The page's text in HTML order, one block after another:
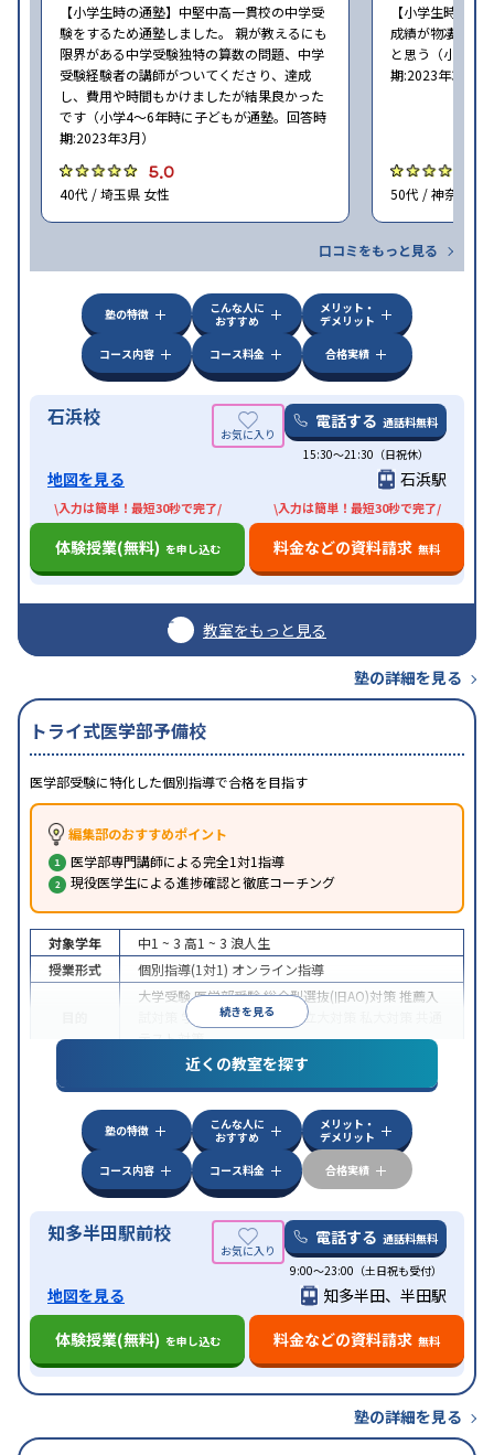
【小学生時の通塾】中堅中高一貫校の中学受
験をするため通塾しました。 親が教えるにも
限界がある中学受験独特の算数の問題、中学
受験経験者の講師がついてくださり、達成
し、費用や時間もかけましたが結果良かった
です（小学4〜6年時に子どもが通塾。回答時
期:2023年3月）
5.0
40代 / 埼玉県 女性
【小学生時の通
成績が物凄く悪
と思う（小学6
期:2023年3月）
50代 / 神奈川県
口コミをもっと見る
塾の特徴
こんな人に
おすすめ
メリット・
デメリット
コース内容
コース料金 合格実績
石浜校 電話する 通話料無料
15:30〜21:30（日祝休）
地図を見る 石浜駅
\入力は簡単！最短30秒で完了/
体験授業(無料) を申し込む
\入力は簡単！最短30秒で完了/
料金などの資料請求 無料
教室をもっと見る
塾の詳細を見る
トライ式医学部予備校
医学部受験に特化した個別指導で合格を目指す
編集部のおすすめポイント
医学部専門講師による完全1対1指導
現役医学生による進捗確認と徹底コーチング
続きを見る
対象学年 中1 ~ 3 高1 ~ 3 浪人生
授業形式
個別指導(1対1) オンライン指導
大学受験医学部受験総合型選抜(旧AO)対策推薦入
学校別特化対策 国公立大対策
テスト対策
特徴
中高一貫校生に対応授業の振替可能
オンライン対応1科目から受講可能季節講習の
みの受講可
自習室あり
近くの教室を探す
塾の特徴
こんな人に
おすすめ
メリット・
デメリット
コース内容
コース料金 合格実績
知多半田駅前校 電話する 通話料無料
9:00～23:00（土日祝も受付）
地図を見る
知多半田、半田駅
体験授業(無料) を申し込む 料金などの資料請求 無料
塾の詳細を見る